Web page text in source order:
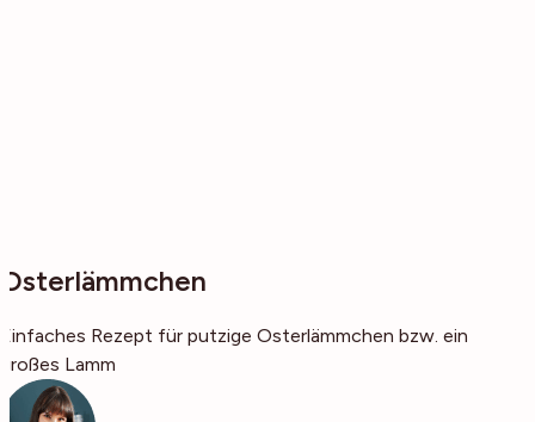
Osterlämmchen
Einfaches Rezept für putzige Osterlämmchen bzw. ein
großes Lamm